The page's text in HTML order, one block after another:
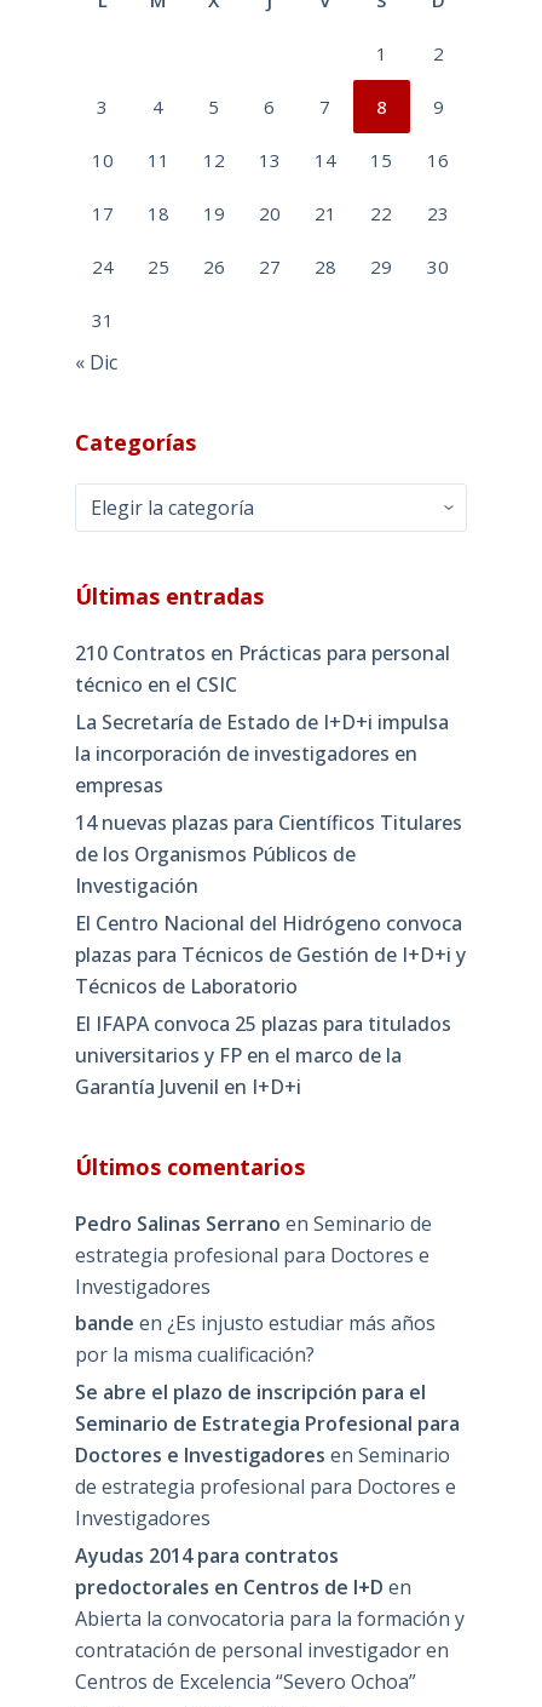
1 2
3 4 5 6 7 8 9
10 11 12 13 14 15 16
17 18 19 20 21 22 23
24 25 26 27 28 29 30
31
« Dic
Categorías
Categorías
Últimas entradas
210 Contratos en Prácticas para personal
técnico en el CSIC
La Secretaría de Estado de I+D+i impulsa
la incorporación de investigadores en
empresas
14 nuevas plazas para Científicos Titulares
de los Organismos Públicos de
Investigación
El Centro Nacional del Hidrógeno convoca
plazas para Técnicos de Gestión de I+D+i y
Técnicos de Laboratorio
El IFAPA convoca 25 plazas para titulados
universitarios y FP en el marco de la
Garantía Juvenil en I+D+i
Últimos comentarios
Pedro Salinas Serrano en Seminario de
estrategia profesional para Doctores e
Investigadores
bande en ¿Es injusto estudiar más años
por la misma cualificación?
Se abre el plazo de inscripción para el
Seminario de Estrategia Profesional para
Doctores e Investigadores en Seminario
de estrategia profesional para Doctores e
Investigadores
Ayudas 2014 para contratos
predoctorales en Centros de I+D en
Abierta la convocatoria para la formación y
contratación de personal investigador en
Centros de Excelencia “Severo Ochoa”